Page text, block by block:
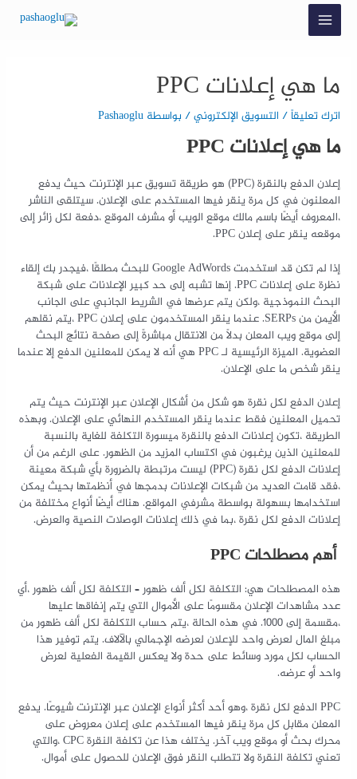
ما هي إعلانات PPC
اترك تعليقاً/ التسويق الإلكتروني/ بواسطة Pashaoglu
ما هي إعلانات PPC
إعلان الدفع بالنقرة (PPC) هو طريقة تسويق عبر الإنترنت حيث يدفع
المعلنون في كل مرة ينقر فيها المستخدم على الإعلان. سيتلقى الناشر
،المعروف أيضًا باسم مالك موقع الويب أو مشرف الموقع ،دفعة لكل زائر إلى
موقعه ينقر على إعلان PPC.
إذا لم تكن قد استخدمت Google AdWords للبحث مطلقًا ،فيجدر بك إلقاء
نظرة على إعلانات PPC. إنها تشبه إلى حد كبير الإعلانات على شبكة
البحث النموذجية ،ولكن يتم عرضها في الشريط الجانبي على الجانب
الأيمن من SERPs. عندما ينقر المستخدمون على إعلان PPC ،يتم نقلهم
إلى موقع ويب المعلن بدلاً من الانتقال مباشرةً إلى صفحة نتائج البحث
العضوية. الميزة الرئيسية لـ PPC هي أنه لا يمكن للمعلنين الدفع إلا عندما
ينقر شخص ما على الإعلان.
إعلان الدفع لكل نقرة هو شكل من أشكال الإعلان عبر الإنترنت حيث يتم
تحميل المعلنين فقط عندما ينقر المستخدم النهائي على الإعلان. وبهذه
الطريقة ،تكون إعلانات الدفع بالنقرة ميسورة التكلفة للغاية بالنسبة
للمعلنين الذين يرغبون في اكتساب المزيد من الظهور. على الرغم من أن
إعلانات الدفع لكل نقرة (PPC) ليست مرتبطة بالضرورة بأي شبكة معينة
،فقد قامت العديد من شبكات الإعلانات بدمجها في أنظمتها بحيث يمكن
استخدامها بسهولة بواسطة مشرفي المواقع. هناك أيضًا أنواع مختلفة من
إعلانات الدفع لكل نقرة ،بما في ذلك إعلانات الوصلات النصية والعرض.
أهم مصطلحات PPC
هذه المصطلحات هي: التكلفة لكل ألف ظهور – التكلفة لكل ألف ظهور ،أي
عدد مشاهدات الإعلان مقسومًا على الأموال التي يتم إنفاقها عليها
،مقسمة إلى 1000. في هذه الحالة ،يتم حساب التكلفة لكل ألف ظهور من
مبلغ المال لعرض واحد للإعلان لعرضه الإجمالي بالآلاف. يتم توفير هذا
الحساب لكل مورد وسائط على حدة ولا يعكس القيمة الفعلية لعرض
واحد أو عرضه.
PPC الدفع لكل نقرة ،وهو أحد أكثر أنواع الإعلان عبر الإنترنت شيوعًا. يدفع
المعلن مقابل كل مرة ينقر فيها المستخدم على إعلان معروض على
محرك بحث أو موقع ويب آخر. يختلف هذا عن تكلفة النقرة CPC ،والتي
تعني تكلفة النقرة ولا تتطلب النقر فوق الإعلان للحصول على أموال.